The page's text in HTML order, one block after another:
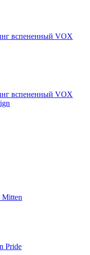
вспененный VOX
вспененный VOX
Mitten
Pride